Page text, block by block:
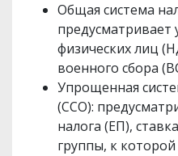
Общая система
предусматривает
физических лиц
военного сбора
Упрощенная
(ССО):
налога (ЕП),
группы, к